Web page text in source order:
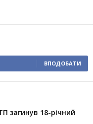
ВПОДОБАТИ
загинув 18-річний